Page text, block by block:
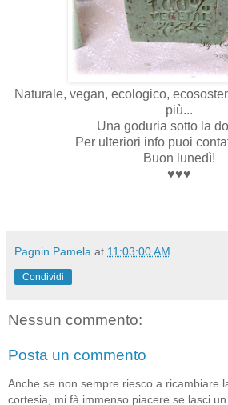
Naturale, vegan, ecologico,
più...
Una goduria sotto la
Per ulteriori info puoi
Buon lunedì!
♥♥♥
Pagnin Pamela at 11:03:00 AM
Condividi
Nessun commento:
Posta un commento
Anche se non sempre riesco a ricambiare
cortesia, mi fà immenso piacere se lasci